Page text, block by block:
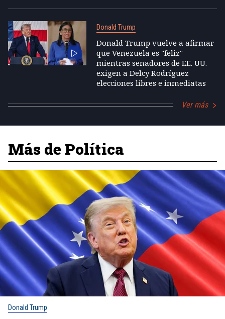
Donald Trump
Donald Trump vuelve a afirmar
que Venezuela es "feliz"
mientras senadores de EE. UU.
exigen a Delcy Rodríguez
elecciones libres e inmediatas
Ver más
Más de Política
Donald Trump